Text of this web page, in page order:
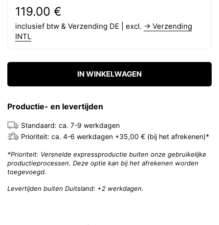
Prijs:
119.00 €
Reguliere prijs:
inclusief btw & Verzending DE | excl. → Verzending
INTL
IN WINKELWAGEN
Productie- en levertijden
Standaard: ca. 7-9 werkdagen
Prioriteit: ca. 4-6 werkdagen +35,00 € (bij het afrekenen)*
*Prioriteit: Versnelde expressproductie buiten onze gebruikelijke
productieprocessen. Deze optie kan bij het afrekenen worden
toegevoegd.
Levertijden buiten Duitsland: +2 werkdagen.